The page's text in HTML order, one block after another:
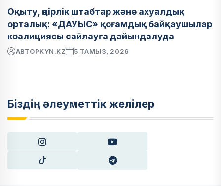
Оқыту, өңірлік штабтар және ахуалдық
орталық: «ДАУЫС» қоғамдық байқаушылар
коалициясы сайлауға дайындалуда
АВТОРKYN.KZ 5 ТАМЫЗ, 2026
Біздің әлеуметтік желілер